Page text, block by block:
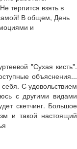
терпится взять в
В общем, День
и
"Сухая кисть".
объяснения...
С удовольствием
с другими видами
скетчинг. Большое
и такой настоящий